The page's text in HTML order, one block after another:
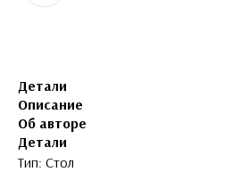
Детали
Описание
Об авторе
Детали
Тип: Стол